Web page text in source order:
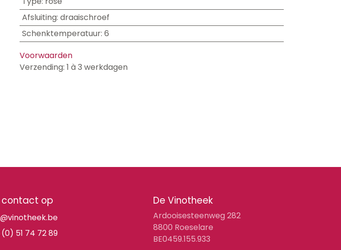
Afsluiting: draaischroef
Schenktemperatuur: 6
Voorwaarden
Verzending: 1 à 3 werkdagen
De Vinotheek
Ardooisesteenweg 282
8800 Roeselare
BE0459.155.933
contact op
(0) 51 74 72 89